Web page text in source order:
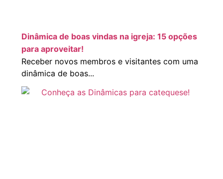
Dinâmica de boas vindas na igreja: 15 opções
para aproveitar!
Receber novos membros e visitantes com uma
dinâmica de boas...